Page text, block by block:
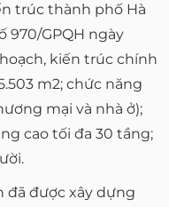
trúc thành phố Hà
970/GPQH ngày
kiến trúc chính
m2; chức năng
mại và nhà ở);
cao tối đa 30 tầng;
đã được xây dựng